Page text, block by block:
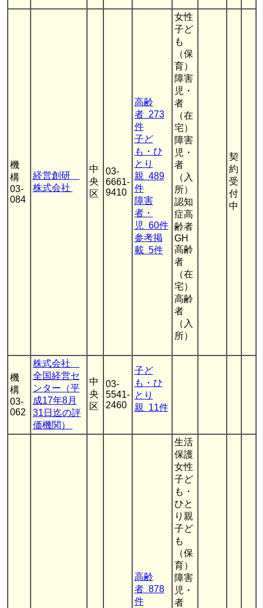
機
構
03-
084
経営創研
株式会社
中
央
区
03-
6661-
9410
高齢
者 273
件
子ど
も・ひ
とり
親 489
件
障害
者・
児 60件
参考掲
載 5件
女性
子ど
も
（保
育）
障害
児・
者
（在
宅）
障害
児・
者
（入
所）
認知
症高
齢者
GH
高齢
者
（在
宅）
高齢
者
（入
所）
契
約
受
付
中
機
構
03-
062
株式会社
全国経営セ
ンター（平
成17年8月
31日迄の評
価機関）
中
央
区
03-
5541-
2460
子ど
も・ひ
とり
親 11件
高齢
者 878
件
生活
保護
女性
子ど
も・
ひと
り親
子ど
も
（保
育）
障害
児・
者